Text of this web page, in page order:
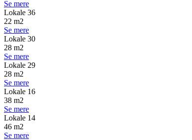
Se mere
Lokale 36
22 m2
Se mere
Lokale 30
28 m2
Se mere
Lokale 29
28 m2
Se mere
Lokale 16
38 m2
Se mere
Lokale 14
46 m2
Se mere